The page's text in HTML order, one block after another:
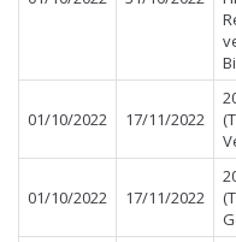
01/10/2022 17/11/2022
01/10/2022 17/11/2022